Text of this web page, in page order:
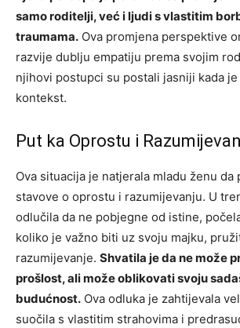
samo roditelji, već i ljudi s vlastitim
traumama. Ova promjena perspektive
razvije dublju empatiju prema svojim
njihovi postupci su postali jasniji kada
kontekst.
Put ka Oprostu i
Ova situacija je natjerala mladu ženu da
stavove o oprostu i razumijevanju. U
odlučila da ne pobjegne od istine,
koliko je važno biti uz svoju majku,
razumijevanje. Shvatila je da ne može
prošlost, ali može oblikovati svoju
budućnost. Ova odluka je zahtijevala
suočila s vlastitim strahovima i